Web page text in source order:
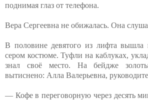
поднимая глаз от телефона.
Вера Сергеевна не обижалась. Она
В половине девятого из лифта
сером костюме. Туфли на каблуках,
знал своё место. На бейдже
вытиснено: Алла Валерьевна,
— Кофе в переговорную через десять